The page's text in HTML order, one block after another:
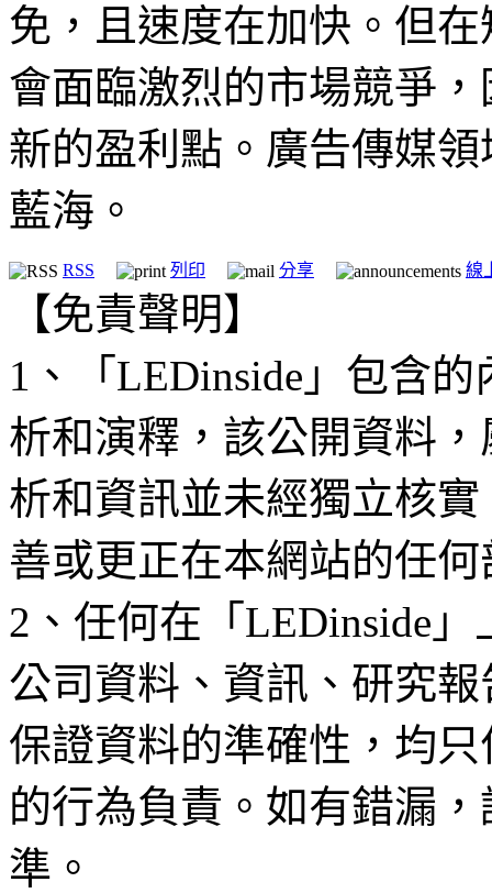
免，且速度在加快。但
會面臨激烈的市場競爭
新的盈利點。廣告傳媒
藍海。
RSS 列印 分享 線
【免責聲明】
1、「LEDinside」包含
析和演釋，該公開資料
析和資訊並未經獨立核
善或更正在本網站的任
2、任何在「LEDinside
公司資料、資訊、研究
保證資料的準確性，均
的行為負責。如有錯漏
準。